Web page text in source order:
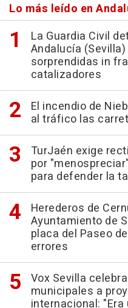
Lo más leído en
La Guardia Civil
Andalucía
sorprendidas in
catalizadores
El incendio de
al tráfico las
TurJaén exige
por
para defender la
Herederos de
Ayuntamiento de
placa del Paseo
errores
Vox Sevilla
municipales a
internacional: